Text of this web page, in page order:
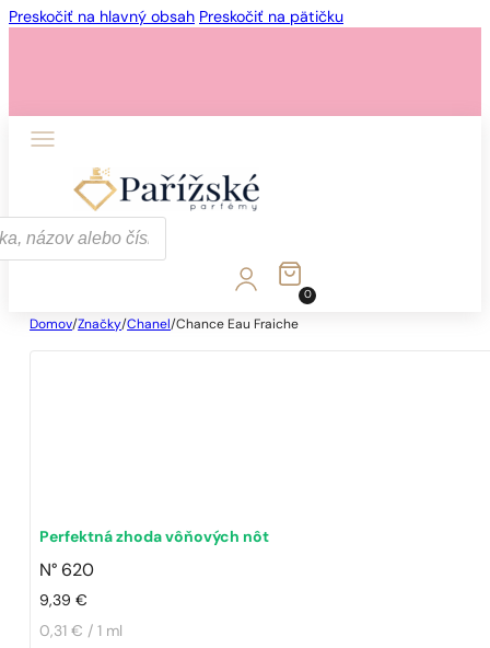
Preskočiť na hlavný obsah Preskočiť na pätičku
0
Domov/Značky/Chanel/Chance Eau Fraiche
Perfektná zhoda vôňových nôt
N° 620
9,39€
0,31 € / 1 ml